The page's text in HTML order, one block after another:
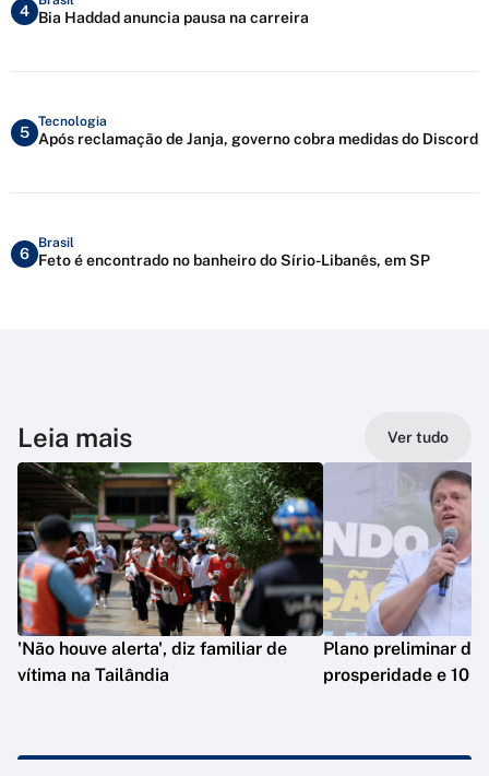
4 Bia Haddad anuncia pausa na carreira
5
Tecnologia
Após reclamação de Janja, governo cobra medidas do Discord
6
Brasil
Feto é encontrado no banheiro do Sírio-Libanês, em SP
Leia mais Ver tudo
'Não houve alerta', diz familiar de
vítima na Tailândia
Plano preliminar de
prosperidade e 10